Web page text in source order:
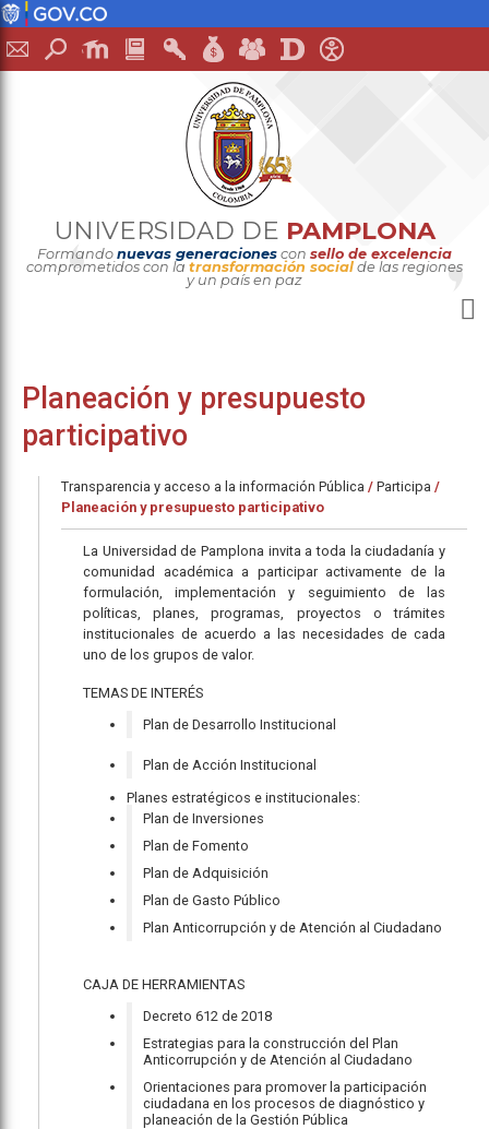
UNIVERSIDAD DE PAMPLONA
Formando nuevas generaciones con sello de excelencia
comprometidos con la transformación social de las regiones
y un país en paz
Planeación y presupuesto
participativo
Transparencia y acceso a la información Pública / Participa /
Planeación y presupuesto participativo
La Universidad de Pamplona invita a toda la ciudadanía y
comunidad académica a participar activamente de la
formulación, implementación y seguimiento de las
políticas, planes, programas, proyectos o trámites
institucionales de acuerdo a las necesidades de cada
uno de los grupos de valor.
TEMAS DE INTERÉS
Plan de Desarrollo Institucional
Plan de Acción Institucional
Planes estratégicos e institucionales:
Plan de Inversiones
Plan de Fomento
Plan de Adquisición
Plan de Gasto Público
Plan Anticorrupción y de Atención al Ciudadano
CAJA DE HERRAMIENTAS
Decreto 612 de 2018
Estrategias para la construcción del Plan
Anticorrupción y de Atención al Ciudadano
Orientaciones para promover la participación
ciudadana en los procesos de diagnóstico y
planeación de la Gestión Pública